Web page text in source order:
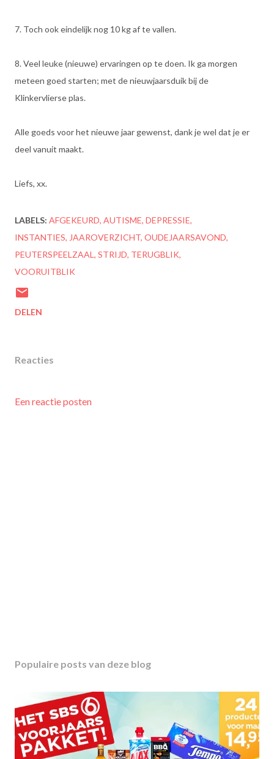
7. Toch ook eindelijk nog 10 kg af te vallen.
8. Veel leuke (nieuwe) ervaringen op te doen. Ik ga morgen
meteen goed starten; met de nieuwjaarsduik bij de
Klinkervlierse plas.
Alle goeds voor het nieuwe jaar gewenst, dank je wel dat je er
deel vanuit maakt.
Liefs, xx.
LABELS: AFGEKEURD AUTISME DEPRESSIE
INSTANTIES JAAROVERZICHT OUDEJAARSAVOND
PEUTERSPEELZAAL STRIJD TERUGBLIK
VOORUITBLIK
DELEN
Reacties
Een reactie posten
Populaire posts van deze blog